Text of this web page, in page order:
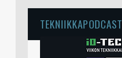
TEKNIIKKAPODCAST